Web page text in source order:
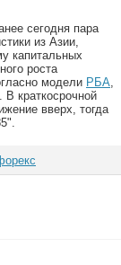
сегодня пара
из Азии,
капитальных
роста
модели РБА,
краткосрочной
вверх, тогда